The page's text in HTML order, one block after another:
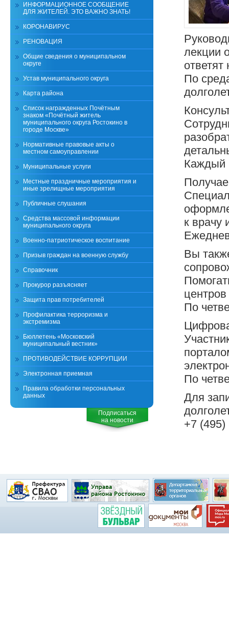
лекции
По
Каждый
к врачу
Вы
По
По
Для
+7 (495)
ИНФОРМАЦИОННОЕ СООБЩЕНИЕ
ДЛЯ ЖИТЕЛЕЙ. ЭТО ВАЖНО ЗНАТЬ!
КОРОНАВИРУС
РЕНОВАЦИЯ
Общие сведения о муниципальном
округе
Устав муниципального округа
Карта района
Список награжденных Почётным
знаком «Почётный житель
муниципального округа Ростокино в
городе Москве»
Нормативные правовые акты о
местном самоуправлении
Муниципальные услуги
Местные праздничные мероприятия и
иные зрелищные мероприятия
Публичные слушания
Средства массовой информации
муниципального округа
Военно-патриотическое воспитание
Призыв граждан на военную службу
Справочник
Прокурор разъясняет
Защита прав потребителей
Профилактика терроризма и
экстремизма
Бюллетень «Московский
муниципальный вестник»
ПРОТИВОДЕЙСТВИЕ КОРРУПЦИИ
Электронная приемная
Правила обработки персональных
данных
Подписаться
на новости